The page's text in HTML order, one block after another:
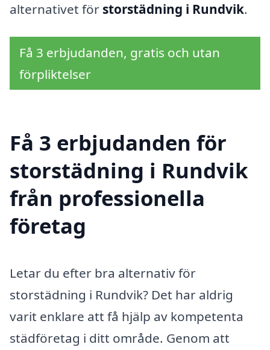
alternativet för storstädning i Rundvik.
Få 3 erbjudanden, gratis och utan
förpliktelser
Få 3 erbjudanden för
storstädning i Rundvik
från professionella
företag
Letar du efter bra alternativ för
storstädning i Rundvik? Det har aldrig
varit enklare att få hjälp av kompetenta
städföretag i ditt område. Genom att